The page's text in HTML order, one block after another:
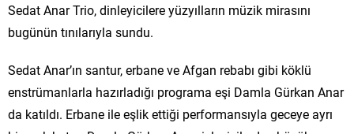
Sedat Anar Trio, dinleyicilere yüzyılların müzik mirasını
bugünün tınılarıyla sundu.
Sedat Anar’ın santur, erbane ve Afgan rebabı gibi köklü
enstrümanlarla hazırladığı programa eşi Damla Gürkan Anar
da katıldı. Erbane ile eşlik ettiği performansıyla geceye ayrı